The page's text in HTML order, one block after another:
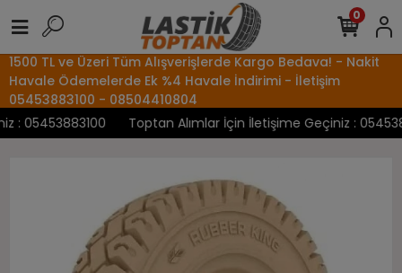
1500 TL ve Üzeri Tüm Alışverişlerde Kargo Bedava! - Nakit
Havale Ödemelerde Ek %4 Havale İndirimi - İletişim
05453883100 - 08504410804
05453883100
Toptan Alımlar İçin İletişime Geçiniz :
0